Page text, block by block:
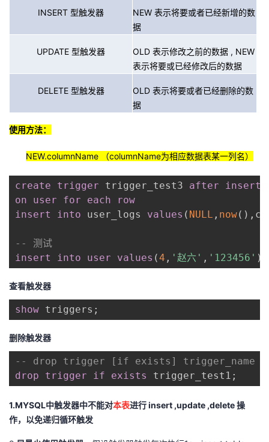
INSERT 型触发器 NEW 表示将要或者已经新增的数
据
UPDATE 型触发器 OLD 表示修改之前的数据 , NEW
表示将要或已经修改后的数据
DELETE 型触发器 OLD 表示将要或者已经删除的数
据
使用方法：
NEW.columnName （columnName为相应数据表某一列名）
create trigger trigger_test3 after
insert
on
user
for each row
insert
into user_logs values ( NULL , now( ) ,
-- 测试
insert
into user values (4 , '赵六' , '123456' )
查看触发器
show triggers ;
删除触发器
-- drop trigger [if exists] trigger_name
drop
trigger if exists trigger_test1 ;
1.MYSQL中触发器中不能对本表进行 insert ,update ,delete 操
作，以免递归循环触发